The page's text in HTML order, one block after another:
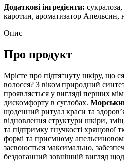
Додаткові інгредієнти:
каротин, ароматизатор Апельсин,
Опис
Про продукт
Мрієте про підтягнуту шкіру, що
волосся? З віком природний
проявляється у вигляді перших
дискомфорту в суглобах.
щоденний ритуал краси та
відновлення структури шкіри,
та підтримку гнучкості хрящової
формі та приємному
засвоюється максимально,
бездоганний зовнішній вигляд